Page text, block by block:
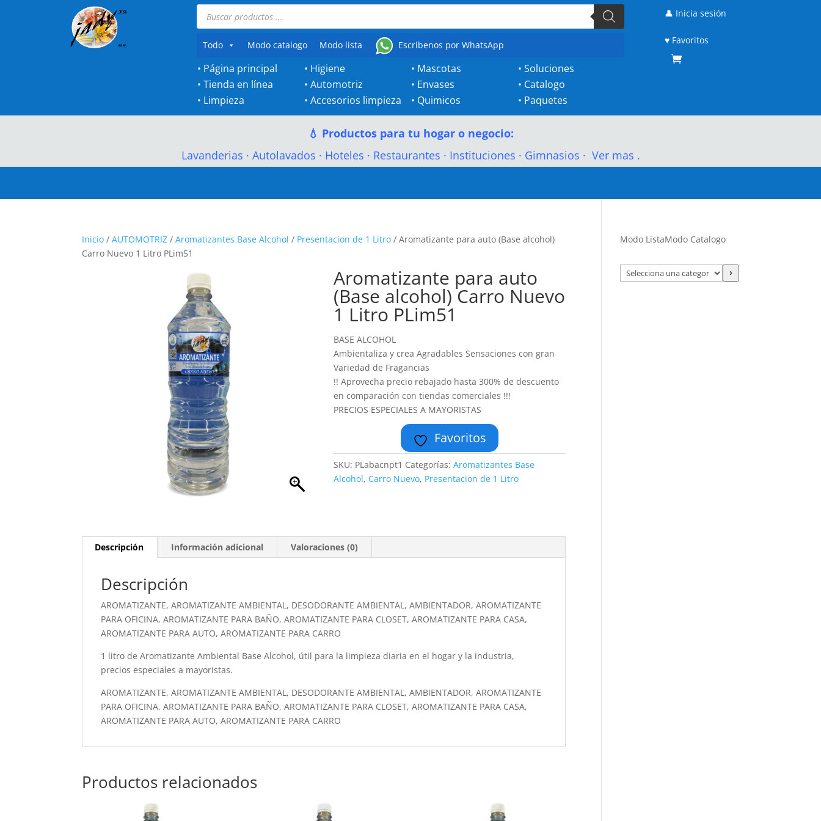
Búsqueda
productos
Todo
Modo catalogo Modo lista Escríbenos por WhatsApp
• Página principal
•Tienda en línea
• Limpieza
• Higiene
•Automotriz
•Accesorios limpieza
• Mascotas
• Envases
• Quimicos
•Soluciones
• Catalogo
• Paquetes
👤 Inicia sesión
♥ Favoritos
💧 Productos para tu hogar o negocio:
Lavanderias · Autolavados · Hoteles · Restaurantes · Instituciones · Gimnasios · Ver mas .
Inicio /AUTOMOTRIZ /Aromatizantes Base Alcohol / Presentacion de 1 Litro / Aromatizante para auto (Base alcohol)
Carro Nuevo 1 Litro PLim51
Aromatizante para auto
(Base alcohol) Carro Nuevo
1 Litro PLim51
BASE ALCOHOL
Ambientaliza y crea Agradables Sensaciones con gran
Variedad de Fragancias
!! Aprovecha precio rebajado hasta 300% de descuento
en comparación con tiendas comerciales !!!
PRECIOS ESPECIALES A MAYORISTAS
Favoritos
SKU: PLabacnpt1 Categorías:Aromatizantes Base
Alcohol, Carro Nuevo, Presentacion de 1 Litro
Descripción Información adicional Valoraciones (0)
Descripción
AROMATIZANTE, AROMATIZANTE AMBIENTAL, DESODORANTE AMBIENTAL, AMBIENTADOR, AROMATIZANTE
PARA OFICINA, AROMATIZANTE PARA BAÑO, AROMATIZANTE PARA CLOSET, AROMATIZANTE PARA CASA,
AROMATIZANTE PARA AUTO, AROMATIZANTE PARA CARRO
1 litro de Aromatizante Ambiental Base Alcohol, útil para la limpieza diaria en el hogar y la industria,
precios especiales a mayoristas.
AROMATIZANTE, AROMATIZANTE AMBIENTAL, DESODORANTE AMBIENTAL, AMBIENTADOR, AROMATIZANTE
PARA OFICINA, AROMATIZANTE PARA BAÑO, AROMATIZANTE PARA CLOSET, AROMATIZANTE PARA CASA,
AROMATIZANTE PARA AUTO, AROMATIZANTE PARA CARRO
Productos relacionados
Modo ListaModo Catalogo
Selecciona
una